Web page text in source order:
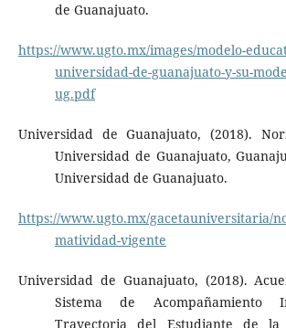
de Guanajuato.
https://www.ugto.mx/images/modelo-
universidad-de-guanajuato-y-su-
ug.pdf
Universidad de Guanajuato, (2018).
Universidad de Guanajuato,
Universidad de Guanajuato.
https://www.ugto.mx/gacetauniversitaria/
matividad-vigente
Universidad de Guanajuato, (2018).
Sistema de
Trayectoria del Estudiante de la